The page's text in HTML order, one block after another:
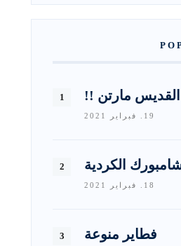
القديس مارتن !!
19. فبراير 2021
الكردية
18. فبراير 2021
فطاير منوعة